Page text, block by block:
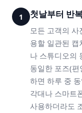
1 첫날부터 반
모든 고객의
용할 일관된 캡
나 스튜디오의
동일한 포즈(
하면 하루 중
각대나 스마트
사용하더라도